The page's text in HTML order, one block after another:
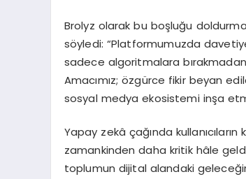
Brolyz olarak bu boşluğu
söyledi: “Platformumuzda
sadece algoritmalara bı
Amacımız;özgürce fikir beyan
sosyal medya ekosistemi inşa
Yapay zekâ çağında kullanıcıların
zamankinden daha kritik hâle
toplumun dijital alandaki geleceğ